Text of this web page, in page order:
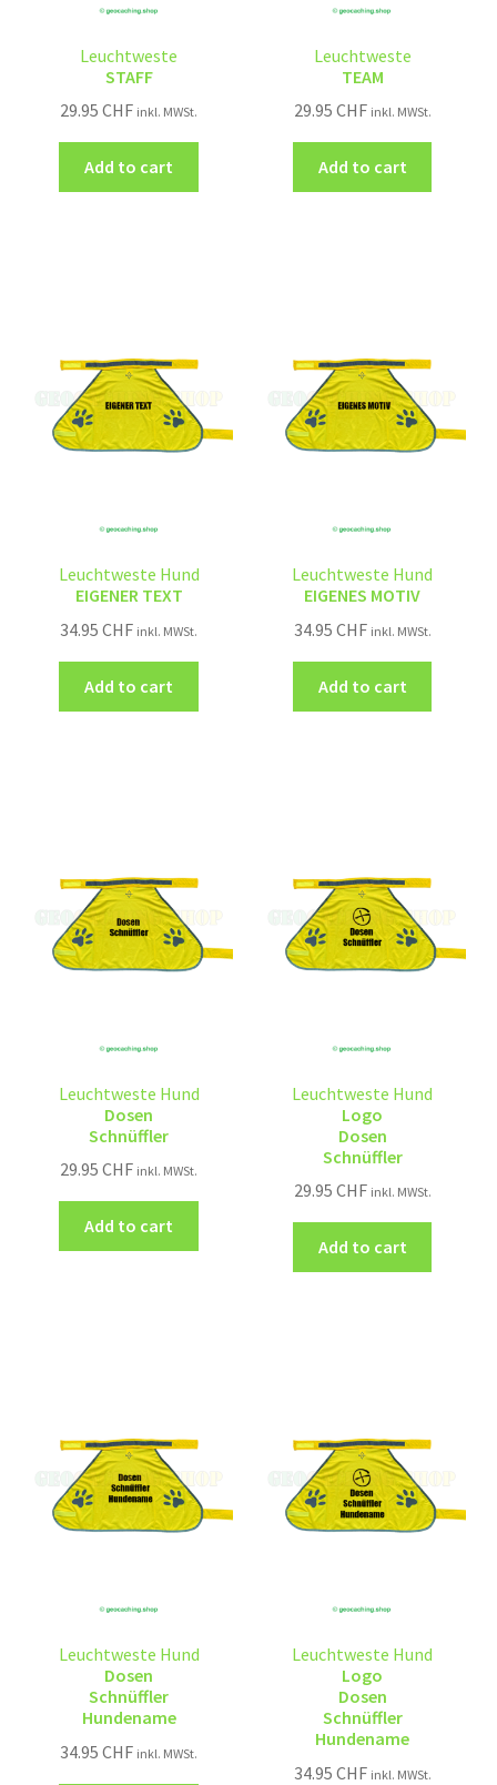
Leuchtweste
STAFF
29.95CHF inkl. MWSt.
Add to cart
Leuchtweste
TEAM
29.95 CHF inkl. MWSt.
Add to cart
Leuchtweste Hund
EIGENER TEXT
34.95CHF inkl. MWSt.
Add to cart
Leuchtweste Hund
EIGENES MOTIV
34.95 CHF inkl. MWSt.
Add to cart
Leuchtweste Hund
Dosen
Schnüffler
29.95CHF inkl. MWSt.
Add to cart
Leuchtweste Hund
Logo
Dosen
Schnüffler
29.95 CHF inkl. MWSt.
Add to cart
Leuchtweste Hund
Dosen
Schnüffler
Hundename
34.95CHF inkl. MWSt.
Leuchtweste Hund
Logo
Dosen
Schnüffler
Hundename
34.95 CHF inkl. MWSt.